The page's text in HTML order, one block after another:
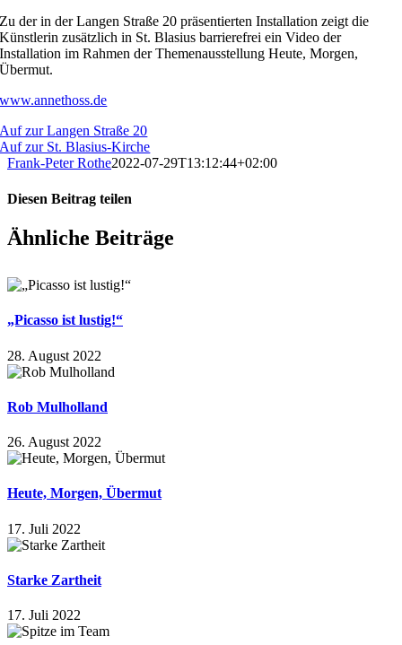
Zu der in der Langen Straße 20 präsentierten Installation zeigt die
Künstlerin zusätzlich in St. Blasius barrierefrei ein Video der
Installation im Rahmen der Themenausstellung Heute, Morgen,
Übermut.
www.annethoss.de
Auf zur Langen Straße 20
Auf zur St. Blasius-Kirche
Frank-Peter Rothe2022-07-29T13:12:44+02:00
Diesen Beitrag teilen
Facebook
X
WhatsApp
E-
Mail
Ähnliche Beiträge
„Picasso ist lustig!“
28. August 2022
Rob Mulholland
26. August 2022
Heute, Morgen, Übermut
17. Juli 2022
Starke Zartheit
17. Juli 2022